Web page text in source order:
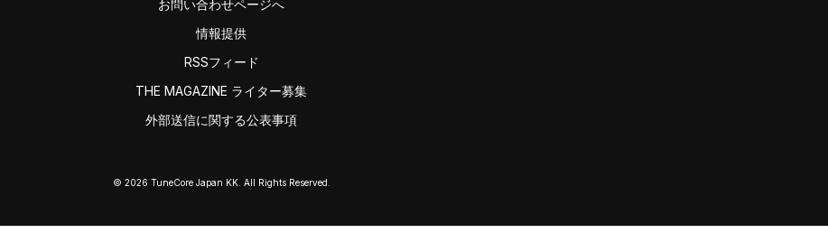
お問い合わせページへ
情報提供
RSSフィード
THE MAGAZINE ライター募集
外部送信に関する公表事項
© 2026 TuneCore Japan KK. All Rights Reserved.